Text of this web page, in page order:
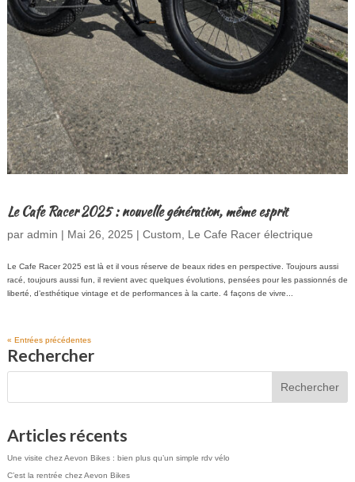
Le Cafe Racer 2025 : nouvelle génération, même esprit
par admin | Mai 26, 2025 | Custom Le Cafe Racer électrique
Le Cafe Racer 2025 est là et il vous réserve de beaux rides en perspective. Toujours aussi
racé, toujours aussi fun, il revient avec quelques évolutions, pensées pour les passionnés de
liberté, d’esthétique vintage et de performances à la carte. 4 façons de vivre...
« Entrées précédentes
Rechercher
Articles récents
Une visite chez Aevon Bikes : bien plus qu’un simple rdv vélo
C’est la rentrée chez Aevon Bikes